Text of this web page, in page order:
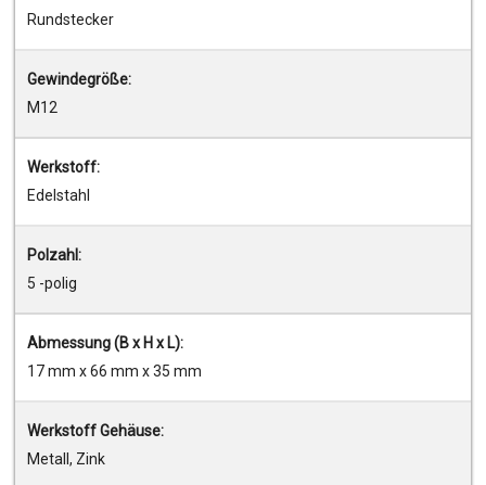
Rundstecker
Gewindegröße:
M12
Werkstoff:
Edelstahl
Polzahl:
5 -polig
Abmessung (B x H x L):
17 mm x 66 mm x 35 mm
Werkstoff Gehäuse:
Metall, Zink